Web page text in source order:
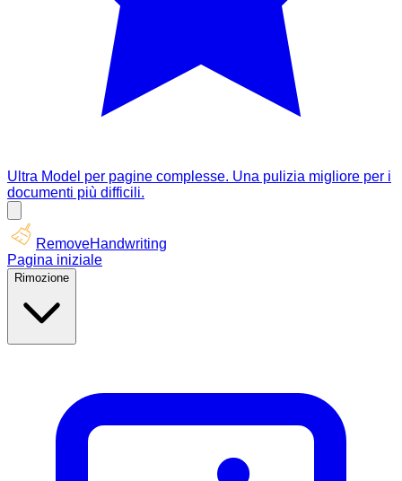
Ultra Model per pagine complesse. Una pulizia migliore per i
documenti più difficili.
RemoveHandwriting
Pagina iniziale
Rimozione